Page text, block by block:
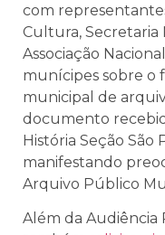
com
Cultura, Secretaria
Associação
munícipes sobre o
municipal de
documento
História Seção São
manifestando
Arquivo Público
Além da Audiência